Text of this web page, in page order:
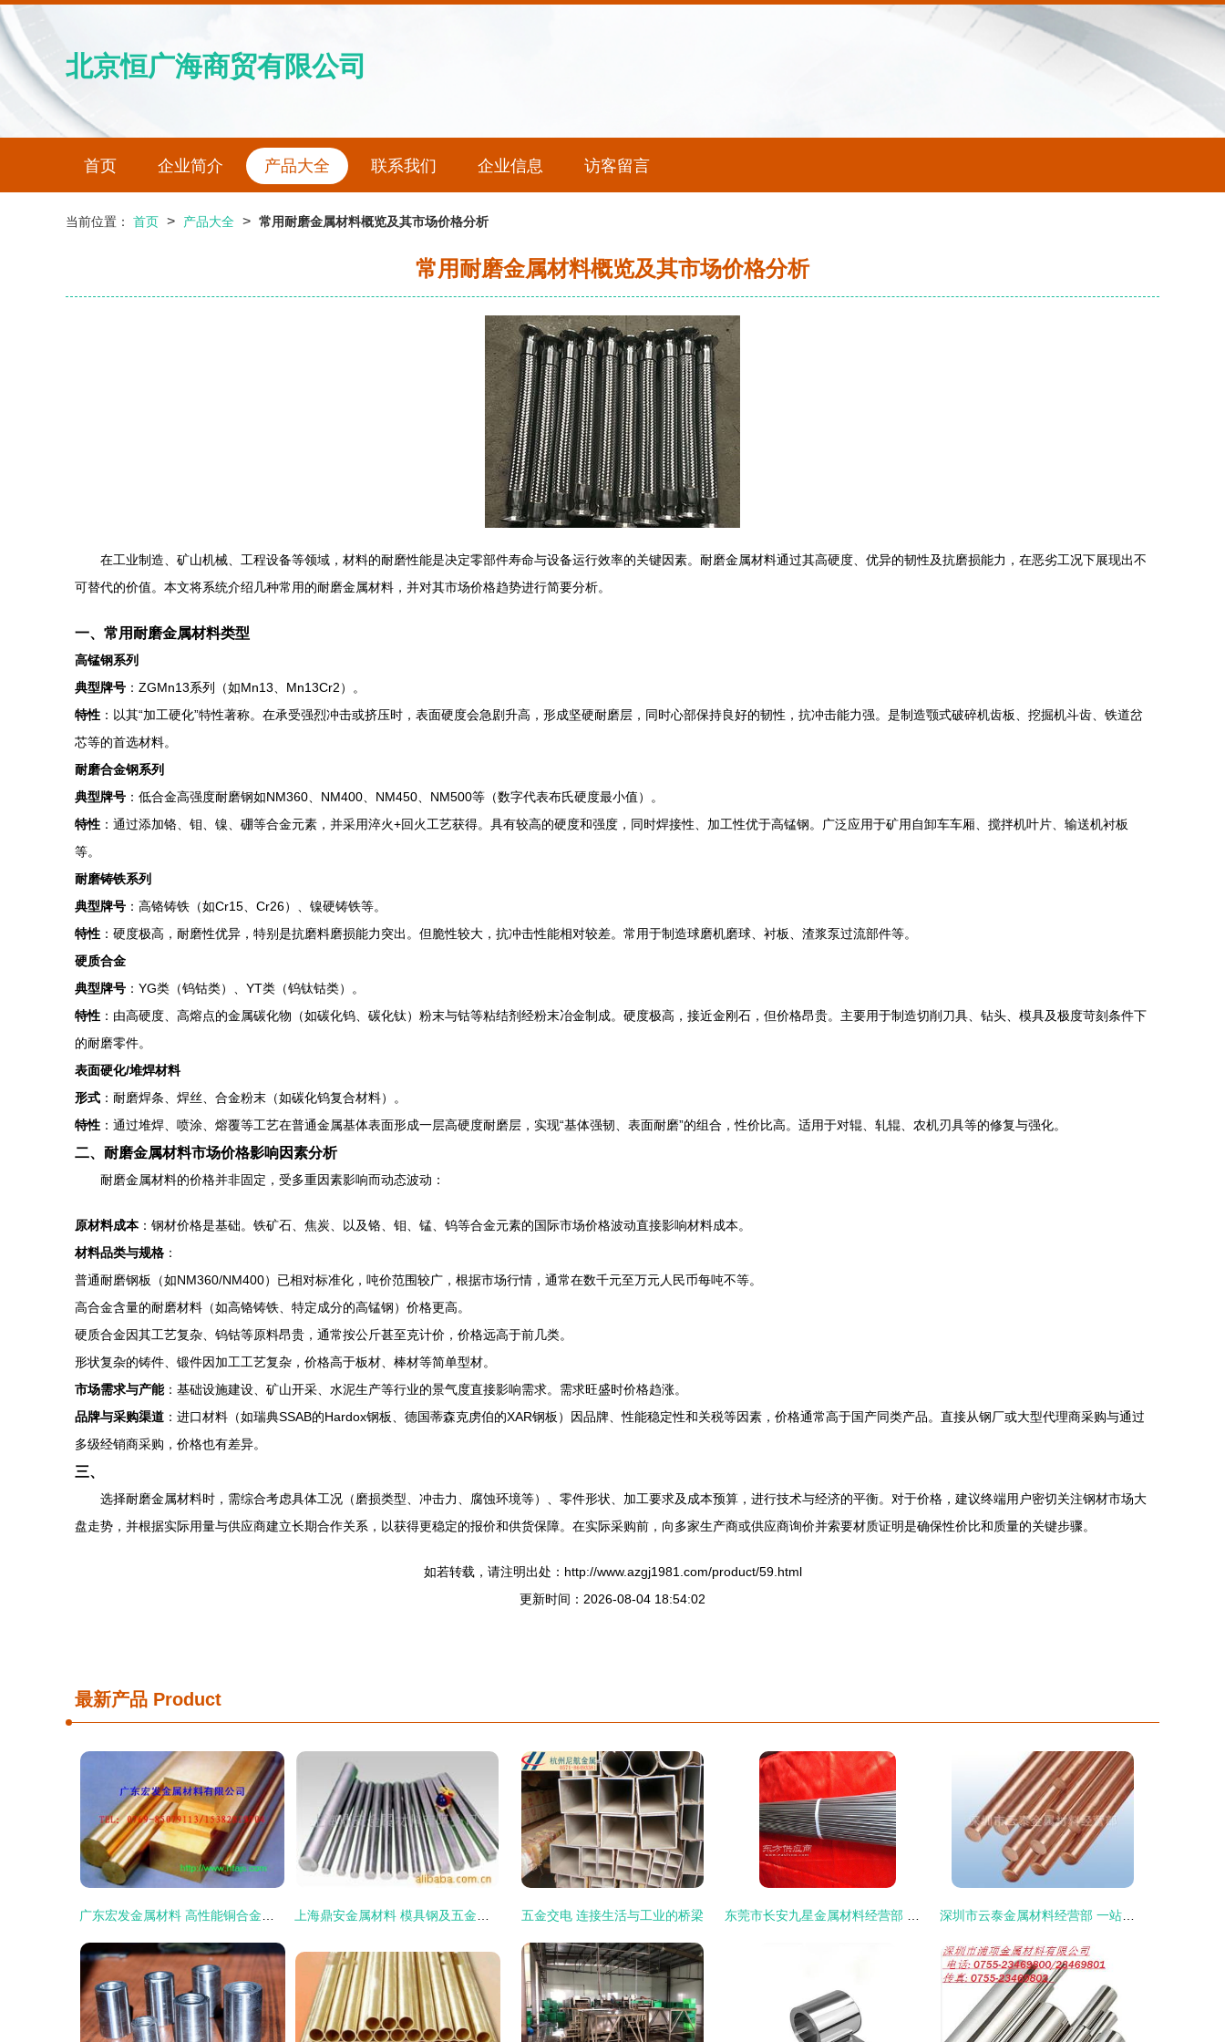
北京恒广海商贸有限公司
首页 企业简介 产品大全 联系我们 企业信息 访客留言
当前位置： 首页 > 产品大全 > 常用耐磨金属材料概览及其市场价格分析
常用耐磨金属材料概览及其市场价格分析
在工业制造、矿山机械、工程设备等领域，材料的耐磨性能是决定零部件寿命与设备运行效率的关键因素。耐磨金属材料通过其高硬度、优异的韧性及抗磨损能力，在恶劣工况下展现出不
可替代的价值。本文将系统介绍几种常用的耐磨金属材料，并对其市场价格趋势进行简要分析。
一、常用耐磨金属材料类型
高锰钢系列
典型牌号 ：ZGMn13系列（如Mn13、Mn13Cr2）。
特性 ：以其“加工硬化”特性著称。在承受强烈冲击或挤压时，表面硬度会急剧升高，形成坚硬耐磨层，同时心部保持良好的韧性，抗冲击能力强。是制造颚式破碎机齿板、挖掘机斗齿、铁道岔
芯等的首选材料。
耐磨合金钢系列
典型牌号 ：低合金高强度耐磨钢如NM360、NM400、NM450、NM500等（数字代表布氏硬度最小值）。
特性 ：通过添加铬、钼、镍、硼等合金元素，并采用淬火+回火工艺获得。具有较高的硬度和强度，同时焊接性、加工性优于高锰钢。广泛应用于矿用自卸车车厢、搅拌机叶片、输送机衬板
等。
耐磨铸铁系列
典型牌号 ：高铬铸铁（如Cr15、Cr26）、镍硬铸铁等。
特性 ：硬度极高，耐磨性优异，特别是抗磨料磨损能力突出。但脆性较大，抗冲击性能相对较差。常用于制造球磨机磨球、衬板、渣浆泵过流部件等。
硬质合金
典型牌号 ：YG类（钨钴类）、YT类（钨钛钴类）。
特性 ：由高硬度、高熔点的金属碳化物（如碳化钨、碳化钛）粉末与钴等粘结剂经粉末冶金制成。硬度极高，接近金刚石，但价格昂贵。主要用于制造切削刀具、钻头、模具及极度苛刻条件下
的耐磨零件。
表面硬化/堆焊材料
形式 ：耐磨焊条、焊丝、合金粉末（如碳化钨复合材料）。
特性 ：通过堆焊、喷涂、熔覆等工艺在普通金属基体表面形成一层高硬度耐磨层，实现“基体强韧、表面耐磨”的组合，性价比高。适用于对辊、轧辊、农机刃具等的修复与强化。
二、耐磨金属材料市场价格影响因素分析
耐磨金属材料的价格并非固定，受多重因素影响而动态波动：
原材料成本：钢材价格是基础。铁矿石、焦炭、以及铬、钼、锰、钨等合金元素的国际市场价格波动直接影响材料成本。
材料品类与规格 ：
普通耐磨钢板（如NM360/NM400）已相对标准化，吨价范围较广，根据市场行情，通常在数千元至万元人民币每吨不等。
高合金含量的耐磨材料（如高铬铸铁、特定成分的高锰钢）价格更高。
硬质合金因其工艺复杂、钨钴等原料昂贵，通常按公斤甚至克计价，价格远高于前几类。
形状复杂的铸件、锻件因加工工艺复杂，价格高于板材、棒材等简单型材。
市场需求与产能：基础设施建设、矿山开采、水泥生产等行业的景气度直接影响需求。需求旺盛时价格趋涨。
品牌与采购渠道 ：进口材料（如瑞典SSAB的Hardox钢板、德国蒂森克虏伯的XAR钢板）因品牌、性能稳定性和关税等因素，价格通常高于国产同类产品。直接从钢厂或大型代理商采购与通过
多级经销商采购，价格也有差异。
三、
选择耐磨金属材料时，需综合考虑具体工况（磨损类型、冲击力、腐蚀环境等）、零件形状、加工要求及成本预算，进行技术与经济的平衡。对于价格，建议终端用户密切关注钢材市场大
盘走势，并根据实际用量与供应商建立长期合作关系，以获得更稳定的报价和供货保障。在实际采购前，向多家生产商或供应商询价并索要材质证明是确保性价比和质量的关键步骤。
如若转载，请注明出处：http://www.azgj1981.com/product/59.html
更新时间：2026-08-04 18:54:02
最新产品 Product
五金交电 连接生活与工业的桥梁